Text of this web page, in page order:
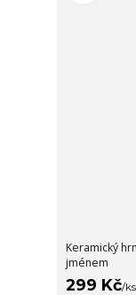
Keramický
jménem
299 Kč/ks